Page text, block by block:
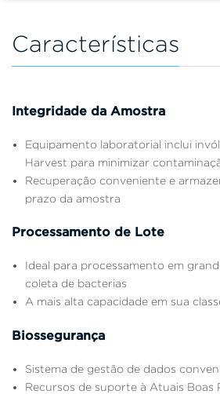
Características
Integridade da Amostra
Equipamento laboratorial inclui
Harvest para minimizar
Recuperação conveniente e
prazo da amostra
Processamento de Lote
Ideal para processamento em
coleta de bacterias
A mais alta capacidade em sua
Biossegurança
Sistema de gestão de dados
Recursos de suporte à Atuais Boas